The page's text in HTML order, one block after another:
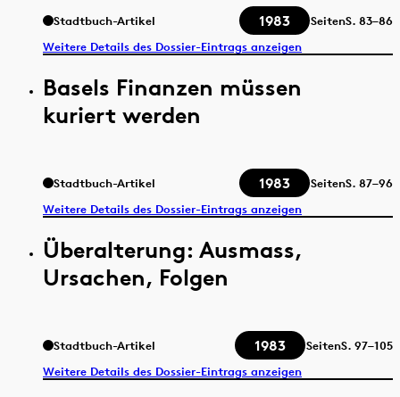
Stadtbuch-Artikel 1983 SeitenS. 83–86
Weitere Details des Dossier-Eintrags anzeigen
Basels Finanzen müssen
kuriert werden
Stadtbuch-Artikel 1983 SeitenS. 87–96
Weitere Details des Dossier-Eintrags anzeigen
Überalterung: Ausmass,
Ursachen, Folgen
Stadtbuch-Artikel 1983 SeitenS. 97–105
Weitere Details des Dossier-Eintrags anzeigen